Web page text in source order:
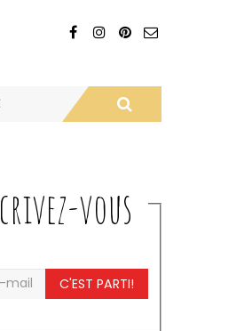
vous
C'EST PARTI!